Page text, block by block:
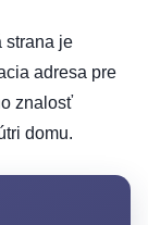
strana je
adresa pre
znalosť
domu.